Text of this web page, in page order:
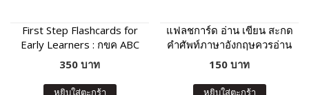
First Step Flashcards for
Early Learners : กขค ABC
123
350 บาท
หยิบใส่ตะกร้า
แฟลชการ์ด อ่าน เขียน สะกด
คำศัพท์ภาษาอังกฤษควรอ่าน
ได้ ระดับอนุบาล
150 บาท
หยิบใส่ตะกร้า